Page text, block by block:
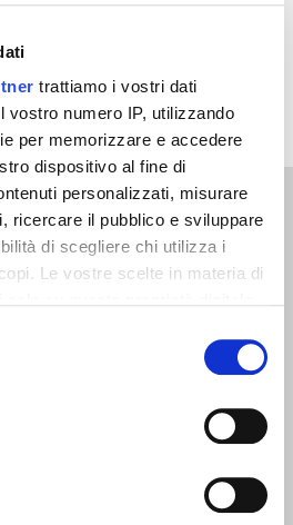
trattiamo i vostri dati
vostro numero IP, utilizzando
per memorizzare e accedere
dispositivo al fine di
personalizzati, misurare
ricercare il pubblico e sviluppare
di scegliere chi utilizza i
Le vostre scelte in materia di
consenso in qualsiasi
sui cookie o facendo clic
sulla tua posizione
di qualche
120 120